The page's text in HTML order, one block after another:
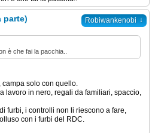
Robiwankenobi ↓
parte)
è che fai la pacchia..
campa solo con quello.
lavoro in nero, regali da familiari, spaccio,
furbi, i controlli non li riescono a fare,
con i furbi del RDC.